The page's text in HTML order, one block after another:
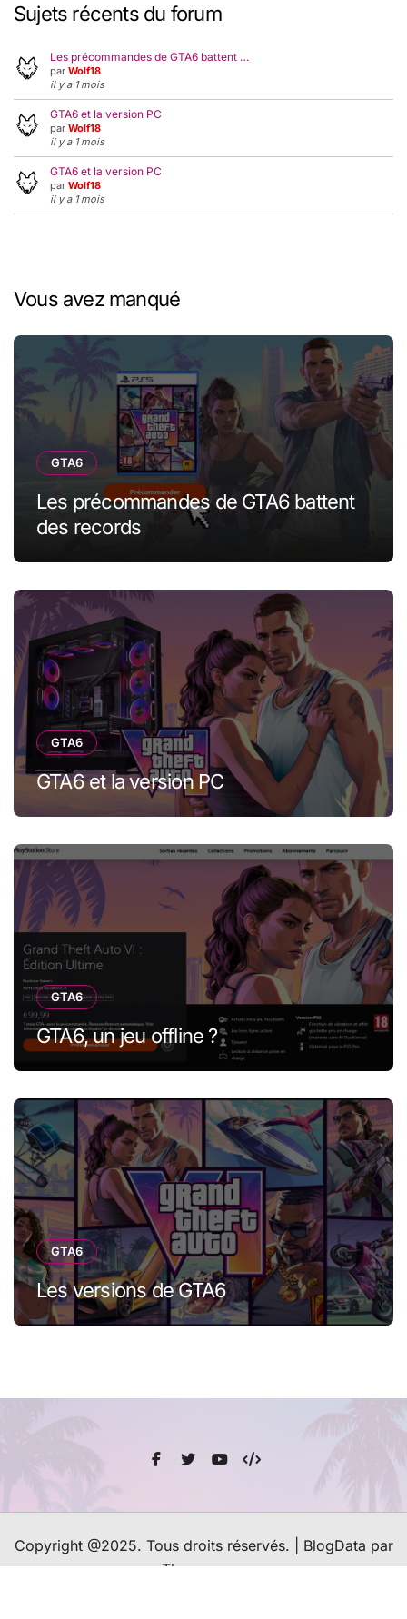
Sujets récents du forum
Les précommandes de GTA6 battent …
par Wolf18
il y a 1 mois
GTA6 et la version PC
par Wolf18
il y a 1 mois
GTA6 et la version PC
par Wolf18
il y a 1 mois
Vous avez manqué
GTA6
Les précommandes de GTA6 battent
des records
GTA6
GTA6 et la version PC
GTA6
GTA6, un jeu offline ?
GTA6
Les versions de GTA6
Copyright @2025. Tous droits réservés. BlogData par
Themeansar